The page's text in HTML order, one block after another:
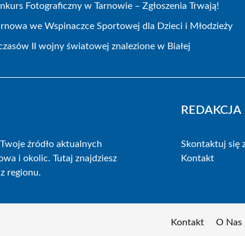
Fotograficzny w Tarnowie – Zgłoszenia Trwają!
we Wspinaczce Sportowej dla Dzieci i Młodzieży
II wojny światowej znalezione w Białej
źródło aktualnych
i okolic. Tutaj znajdziesz
regionu.
REDAKCJA
Skontaktuj się
Kontakt
Kontakt O Nas